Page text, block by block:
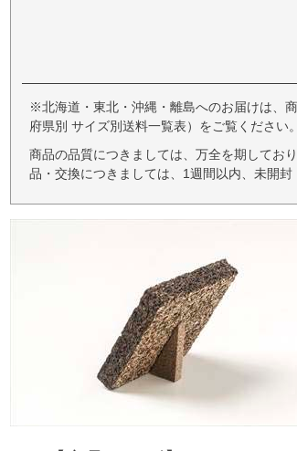
※北海道・東北・沖縄・離島へのお届けは、
府県別 サイズ別送料一覧表）をご覧ください。
商品の品質につきましては、万全を期してお
品・交換につきましては、1週間以内、未開封